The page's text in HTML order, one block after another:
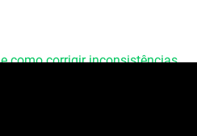
como corrigir inconsistências.